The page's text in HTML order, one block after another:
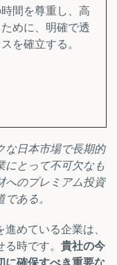
時間を尊重し、高
めに、明確で透
を確立する。
な日本市場で長期的
にとって不可欠なも
へのプレミアム投資
ある。
めている企業は、
時です。 貴社の今